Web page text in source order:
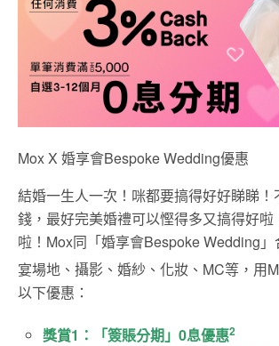
Mox X 婚享會Bespoke Wedding優惠
結婚一生人一次！咪都要搞得好好睇睇！
錢，最好完美婚禮可以慳得多又搞得好
啦！Mox同「婚享會Bespoke Wedding
宴場地、攝影、婚紗、化妝、MC等，用
以下優惠：
獎賞1：「簽賬分期」0息優惠2